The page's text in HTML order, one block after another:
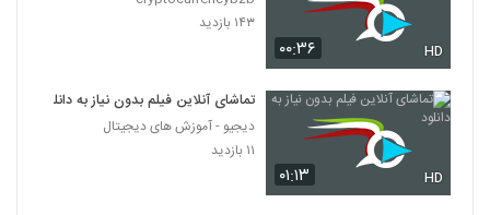
۰۰:۳۶ HD
۱۴۳ بازدید
۰۱:۱۳ HD
تماشای آنلاین فیلم بدون نیاز به دانلود
دیجیو - آموزش های دیجیتال
۱۱ بازدید